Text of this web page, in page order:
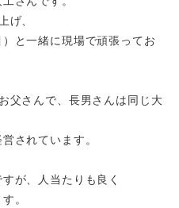
げ、
と一緒に現場で頑張ってお
父さんで、長男さんは同じ大
されています。
が、人当たりも良く
。